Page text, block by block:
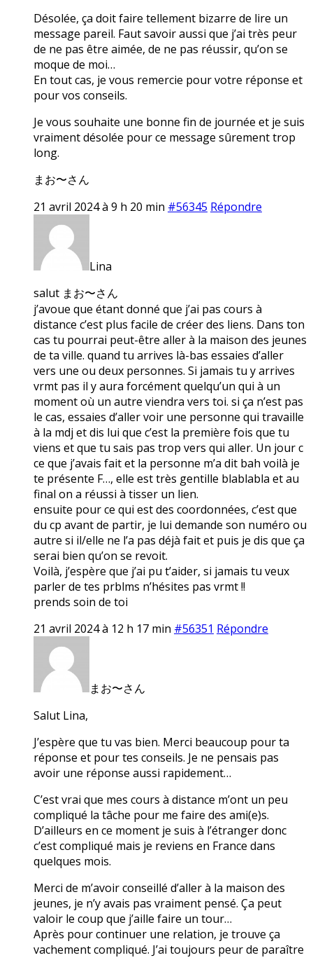
Désolée, ça doit faire tellement bizarre de lire un
message pareil. Faut savoir aussi que j’ai très peur
de ne pas être aimée, de ne pas réussir, qu’on se
moque de moi…
En tout cas, je vous remercie pour votre réponse et
pour vos conseils.
Je vous souhaite une bonne fin de journée et je suis
vraiment désolée pour ce message sûrement trop
long.
まお〜さん
21 avril 2024 à 9 h 20 min #56345 Répondre
Lina
salut まお〜さん
j’avoue que étant donné que j’ai pas cours à
distance c’est plus facile de créer des liens. Dans ton
cas tu pourrai peut-être aller à la maison des jeunes
de ta ville. quand tu arrives là-bas essaies d’aller
vers une ou deux personnes. Si jamais tu y arrives
vrmt pas il y aura forcément quelqu’un qui à un
moment où un autre viendra vers toi. si ça n’est pas
le cas, essaies d’aller voir une personne qui travaille
à la mdj et dis lui que c’est la première fois que tu
viens et que tu sais pas trop vers qui aller. Un jour c
ce que j’avais fait et la personne m’a dit bah voilà je
te présente F…, elle est très gentille blablabla et au
final on a réussi à tisser un lien.
ensuite pour ce qui est des coordonnées, c’est que
du cp avant de partir, je lui demande son numéro ou
autre si il/elle ne l’a pas déjà fait et puis je dis que ça
serai bien qu’on se revoit.
Voilà, j’espère que j’ai pu t’aider, si jamais tu veux
parler de tes prblms n’hésites pas vrmt !!
prends soin de toi
21 avril 2024 à 12 h 17 min #56351 Répondre
まお〜さん
Salut Lina,
J’espère que tu vas bien. Merci beaucoup pour ta
réponse et pour tes conseils. Je ne pensais pas
avoir une réponse aussi rapidement…
C’est vrai que mes cours à distance m’ont un peu
compliqué la tâche pour me faire des ami(e)s.
D’ailleurs en ce moment je suis à l’étranger donc
c’est compliqué mais je reviens en France dans
quelques mois.
Merci de m’avoir conseillé d’aller à la maison des
jeunes, je n’y avais pas vraiment pensé. Ça peut
valoir le coup que j’aille faire un tour…
Après pour continuer une relation, je trouve ça
vachement compliqué. J’ai toujours peur de paraître